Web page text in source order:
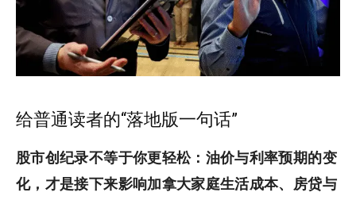
给普通读者的“落地版一句话”
股市创纪录不等于你更轻松：油价与利率预期的变
化，才是接下来影响加拿大家庭生活成本、房贷与